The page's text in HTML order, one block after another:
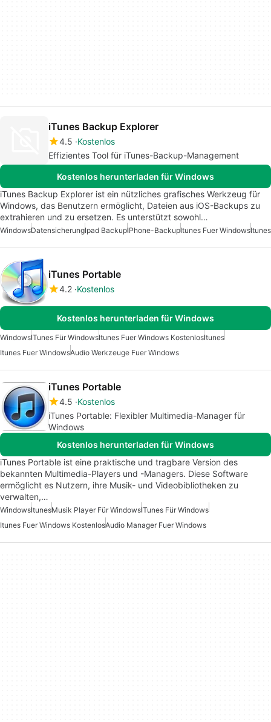
iTunes Backup Explorer
4.5 Kostenlos
Effizientes Tool für iTunes-Backup-Management
Kostenlos herunterladen für Windows
iTunes Backup Explorer ist ein nützliches grafisches Werkzeug für
Windows, das Benutzern ermöglicht, Dateien aus iOS-Backups zu
extrahieren und zu ersetzen. Es unterstützt sowohl…
WindowsDatensicherungIpad BackupIPhone-BackupItunes Fuer WindowsItunes
iTunes Portable
4.2 Kostenlos
Kostenlos herunterladen für Windows
WindowsITunes Für WindowsItunes Fuer Windows KostenlosItunes
Itunes Fuer WindowsAudio Werkzeuge Fuer Windows
iTunes Portable
4.5 Kostenlos
iTunes Portable: Flexibler Multimedia-Manager für
Windows
Kostenlos herunterladen für Windows
iTunes Portable ist eine praktische und tragbare Version des
bekannten Multimedia-Players und -Managers. Diese Software
ermöglicht es Nutzern, ihre Musik- und Videobibliotheken zu
verwalten,…
WindowsItunesMusik Player Für WindowsITunes Für Windows
Itunes Fuer Windows KostenlosAudio Manager Fuer Windows